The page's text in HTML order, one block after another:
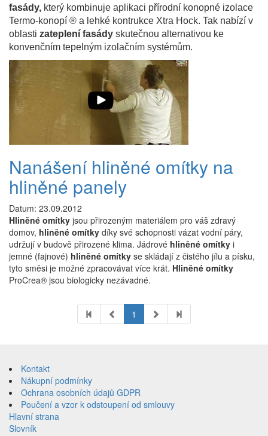
fasády, který kombinuje aplikaci přírodní konopné izolace
Termo-konopí ® a lehké kontrukce Xtra Hock. Tak nabízí v
oblasti zateplení fasády skutečnou alternativou ke
konvenčním tepelným izolačním systémům.
Nanášení hliněné omítky na
hliněné panely
Datum: 23.09.2012
Hliněné omítky jsou přirozeným materiálem pro váš zdravý
domov, hliněné omítky díky své schopnosti vázat vodní páry,
udržují v budově přirozené klima. Jádrové hliněné omítky i
jemné (fajnové) hliněné omítky se skládají z čistého jílu a písku,
tyto směsi je možné zpracovávat více krát. Hliněné omítky
ProCrea® jsou biologicky nezávadné.
1
obsahKontakt
Nákupní podmínky
Ochrana osobních údajů GDPR
Poučení a vzor k odstoupení od smlouvy
Hlavní strana
Slovník